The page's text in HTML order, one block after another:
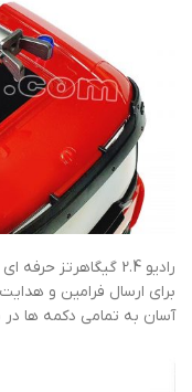
رادیو 2.4 گیگاهرتز
برای ارسال فرامین و
آسان به تمامی دکمه ها